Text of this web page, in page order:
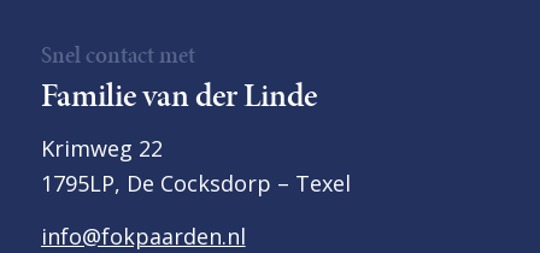
Snel contact met
Familie van der Linde
Krimweg 22
1795LP, De Cocksdorp – Texel
info@fokpaarden.nl